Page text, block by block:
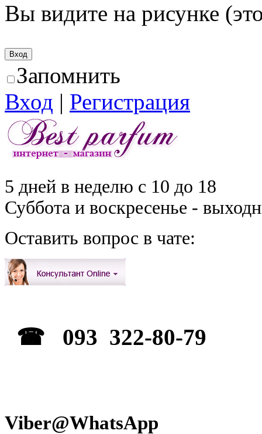
Вы видите на рисунке
Запомнить
Вход | Регистрация
5 дней в неделю с 10 до 18
Суббота и воскресенье -
Оставить вопрос в чате:
☎ 093 322-80-79
Viber@WhatsApp